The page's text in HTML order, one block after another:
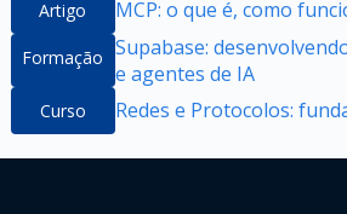
Artigo MCP: o que é, como
Formação Supabase:
e agentes de IA
Curso Redes e Protocolos: